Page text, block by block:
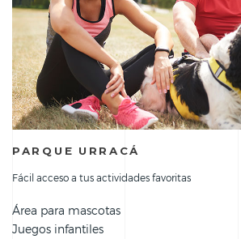
PARQUE URRACÁ
Fácil acceso a tus actividades favoritas
Área para mascotas
Juegos infantiles